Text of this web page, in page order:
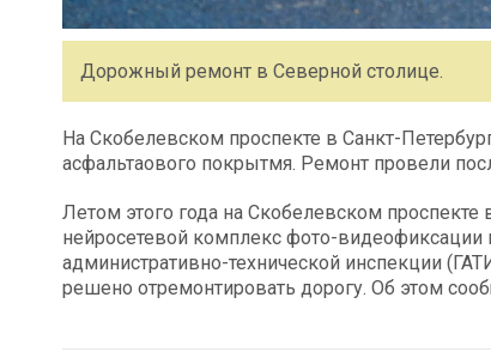
Дорожный ремонт в Северной столице.
На Скобелевском проспекте в Санкт-
асфальтаового покрытмя. Ремонт провели
Летом этого года на Скобелевском
нейросетевой комплекс фото-видеофиксации
административно-технической инспекции
решено отремонтировать дорогу. Об этом